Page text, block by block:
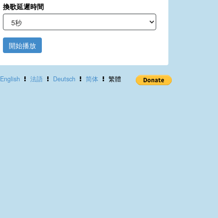
換歌延遲時間
開始播放
English 法語 Deutsch 简体 繁體